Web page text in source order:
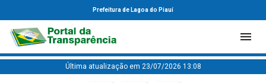
Prefeitura de Lagoa do Piauí
Última atualização em 23/07/2026 13:08